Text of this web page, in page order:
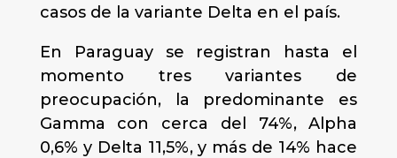
casos de la variante Delta en el país.
En Paraguay se registran hasta el
momento tres variantes de
preocupación, la predominante es
Gamma con cerca del 74%, Alpha
0,6% y Delta 11,5%, y más de 14% hace